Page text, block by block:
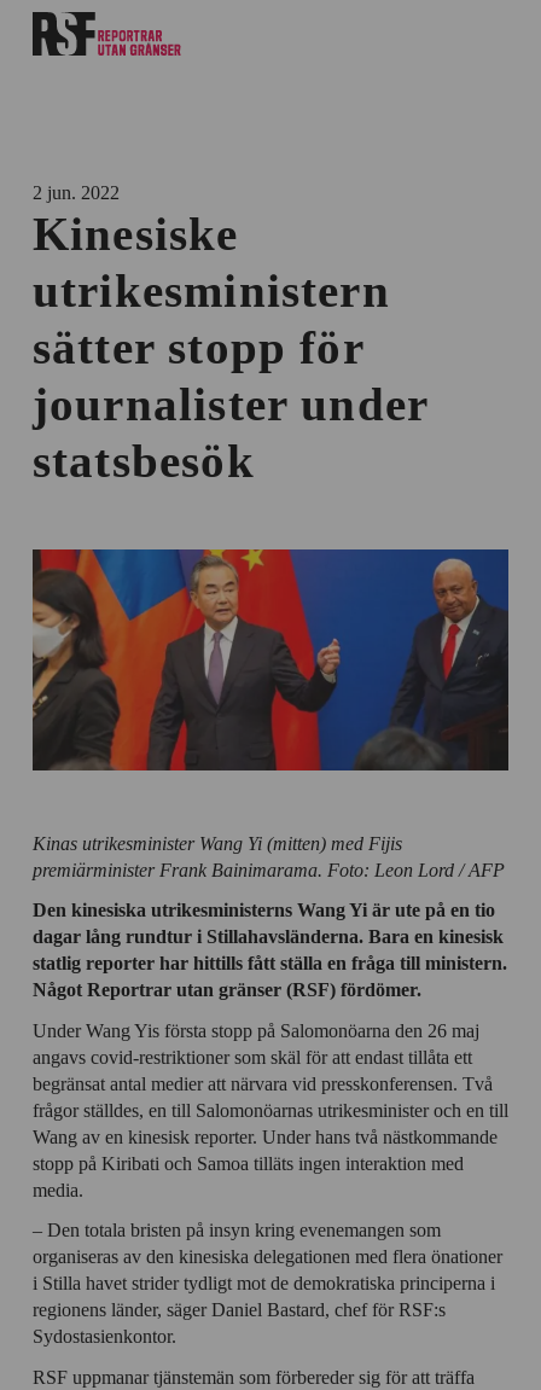
2 jun. 2022
Kinesiske
utrikesministern
sätter stopp för
journalister under
statsbesök
Kinas utrikesminister Wang Yi (mitten) med Fijis
premiärminister Frank Bainimarama. Foto: Leon Lord / AFP
Den kinesiska utrikesministerns Wang Yi är ute på en tio
dagar lång rundtur i Stillahavsländerna. Bara en kinesisk
statlig reporter har hittills fått ställa en fråga till ministern.
Något Reportrar utan gränser (RSF) fördömer.
Under Wang Yis första stopp på Salomonöarna den 26 maj
angavs covid-restriktioner som skäl för att endast tillåta ett
begränsat antal medier att närvara vid presskonferensen. Två
frågor ställdes, en till Salomonöarnas utrikesminister och en till
Wang av en kinesisk reporter. Under hans två nästkommande
stopp på Kiribati och Samoa tilläts ingen interaktion med
media.
– Den totala bristen på insyn kring evenemangen som
organiseras av den kinesiska delegationen med flera önationer
i Stilla havet strider tydligt mot de demokratiska principerna i
regionens länder, säger Daniel Bastard, chef för RSF:s
Sydostasienkontor.
RSF uppmanar tjänstemän som förbereder sig för att träffa